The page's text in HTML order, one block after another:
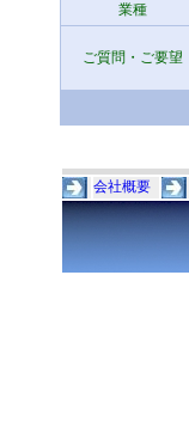
業種
ご質問・ご要望
会社概要